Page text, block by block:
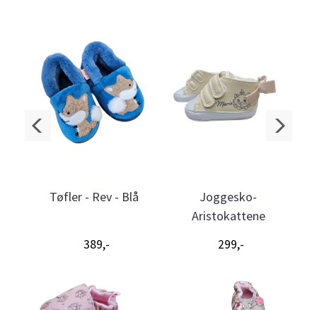
Tøfler - Rev - Blå
389,-
Joggesko-
Aristokattene
299,-